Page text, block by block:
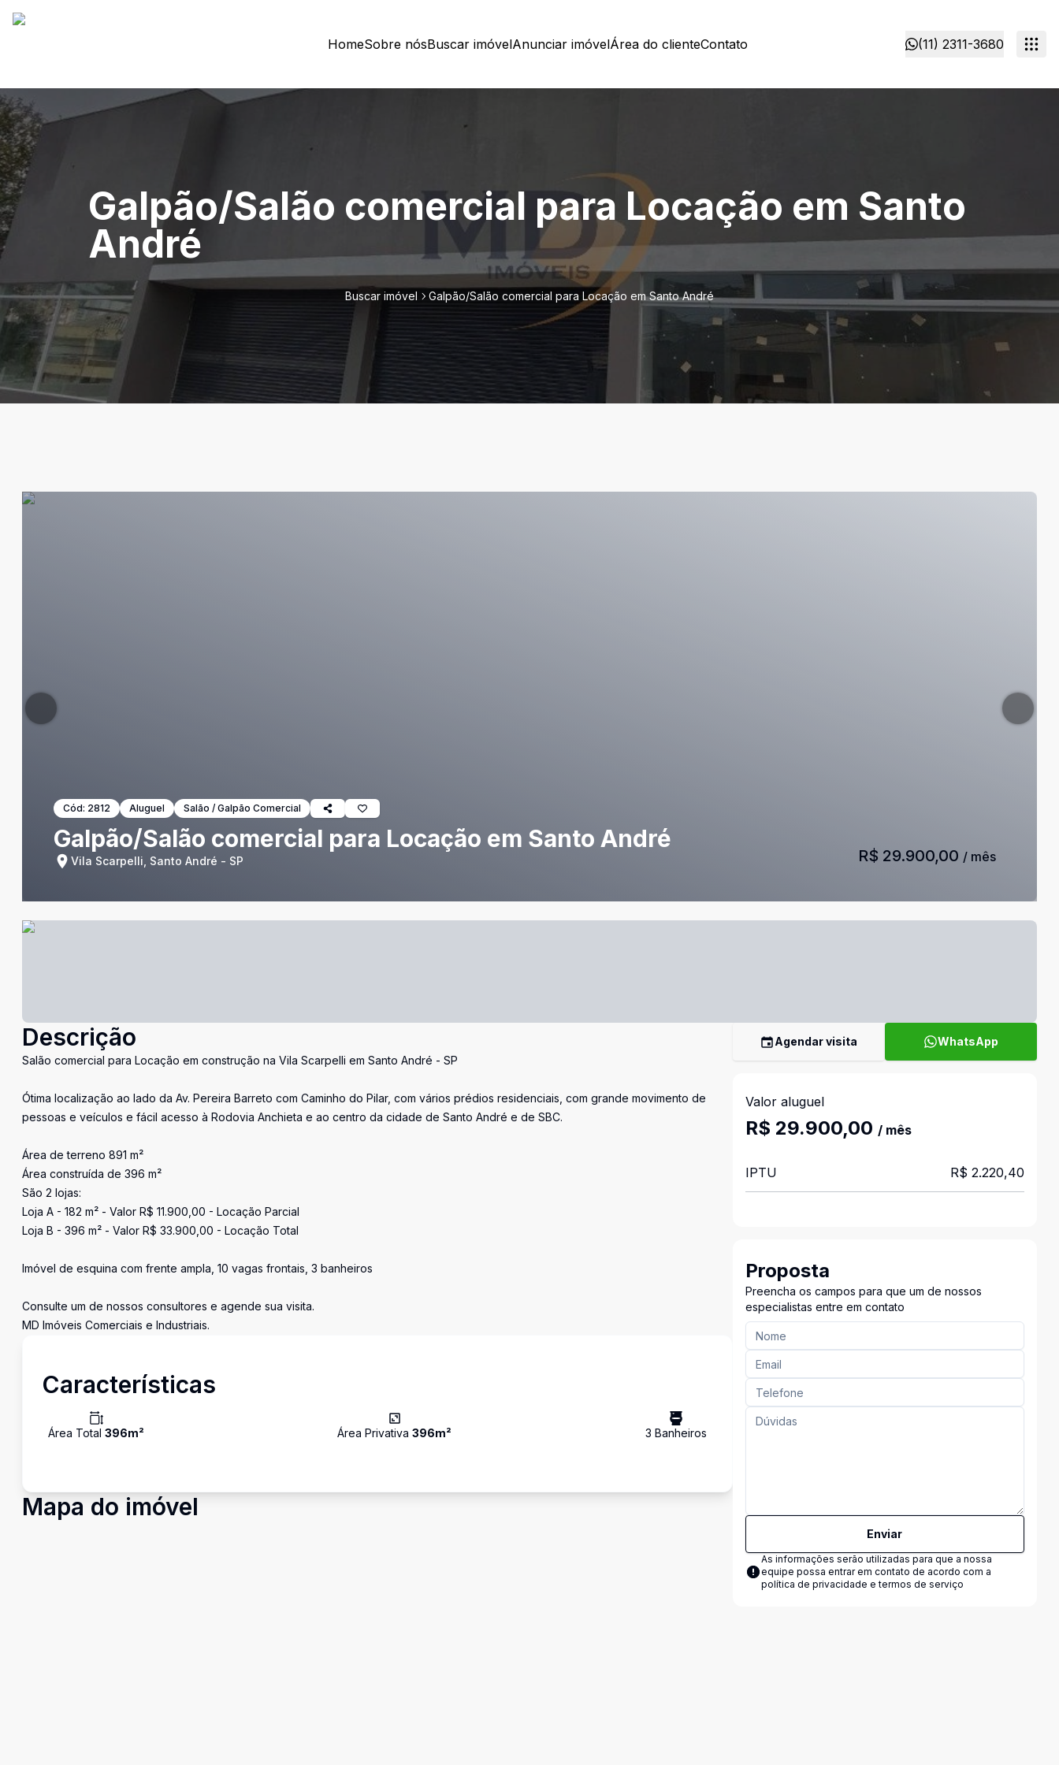
HomeSobre nósBuscar imóvelAnunciar imóvelÁrea do clienteContato (11) 2311-3680
Galpão/Salão comercial para Locação em Santo
André
Buscar imóvel Galpão/Salão comercial para Locação em Santo André
Cód: 2812 Aluguel Salão / Galpão Comercial
Galpão/Salão comercial para Locação em Santo André
Vila Scarpelli, Santo André - SP R$ 29.900,00 / mês
Descrição
Salão comercial para Locação em construção na Vila Scarpelli em Santo André - SP
Ótima localização ao lado da Av. Pereira Barreto com Caminho do Pilar, com vários prédios residenciais, com grande movimento de
pessoas e veículos e fácil acesso à Rodovia Anchieta e ao centro da cidade de Santo André e de SBC.
Área de terreno 891 m²
Área construída de 396 m²
São 2 lojas:
Loja A - 182 m² - Valor R$ 11.900,00 - Locação Parcial
Loja B - 396 m² - Valor R$ 33.900,00 - Locação Total
Imóvel de esquina com frente ampla, 10 vagas frontais, 3 banheiros
Consulte um de nossos consultores e agende sua visita.
MD Imóveis Comerciais e Industriais.
Características
Área Total 396m² Área Privativa396m² 3 Banheiros
Mapa do imóvel
Agendar visita WhatsApp
Valor aluguel
R$ 29.900,00 / mês
IPTU R$ 2.220,40
Proposta
Preencha os campos para que um de nossos
especialistas entre em contato
Enviar
As informações serão utilizadas para que a nossa
equipe possa entrar em contato de acordo com a
política de privacidade e termos de serviço